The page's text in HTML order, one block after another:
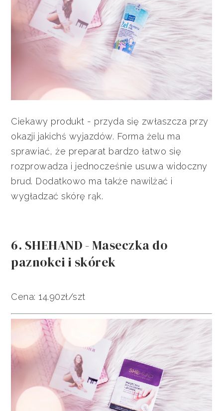
Ciekawy produkt - przyda się zwłaszcza przy
okazji jakichś wyjazdów. Forma żelu ma
sprawiać, że preparat bardzo łatwo się
rozprowadza i jednocześnie usuwa widoczny
brud. Dodatkowo ma także nawilżać i
wygładzać skórę rąk.
6. SHEHAND - Maseczka do
paznokci i skórek
Cena: 14.90zł/szt